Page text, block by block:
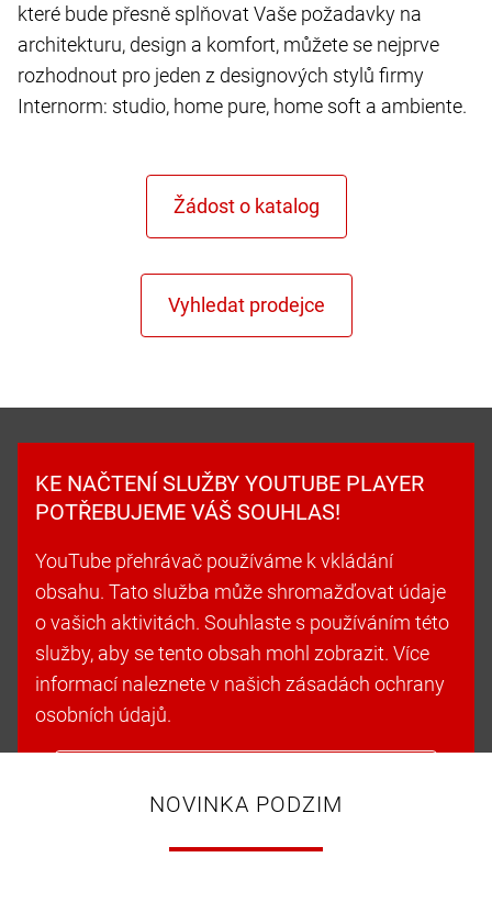
které bude přesně splňovat Vaše požadavky na
architekturu, design a komfort, můžete se nejprve
rozhodnout pro jeden z designových stylů firmy
Internorm: studio, home pure, home soft a ambiente.
KE NAČTENÍ SLUŽBY YOUTUBE PLAYER
POTŘEBUJEME VÁŠ SOUHLAS!
YouTube přehrávač používáme k vkládání
obsahu. Tato služba může shromažďovat údaje
o vašich aktivitách. Souhlaste s používáním této
služby, aby se tento obsah mohl zobrazit. Více
informací naleznete v našich zásadách ochrany
osobních údajů.
NOVINKA PODZIM